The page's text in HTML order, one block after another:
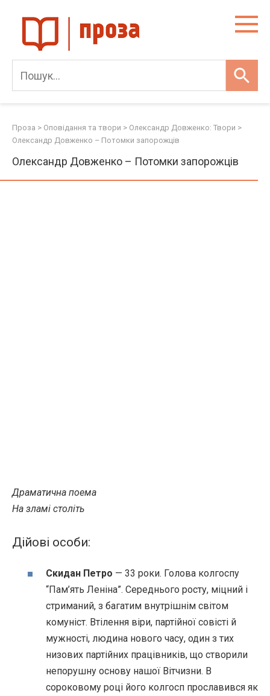
content
Проза > Оповідання та твори > Олександр Довженко: Твори >
Олександр Довженко – Потомки запорожців
Олександр Довженко – Потомки запорожців
Драматична поема
На зламі століть
Дійові особи:
Скидан Петро — 33 роки. Голова колгоспу
“Пам’ять Леніна”. Середнього росту, міцний і
стриманий, з багатим внутрішнім світом
комуніст. Втілення віри, партійної совісті й
мужності, людина нового часу, один з тих
низових партійних працівників, що створили
непорушну основу нашої Вітчизни. В
сороковому році його колгосп прославився як